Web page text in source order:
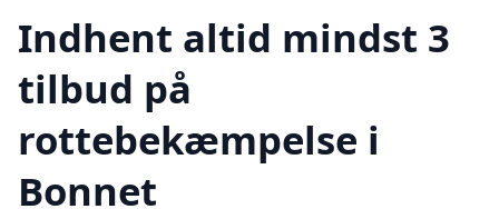
Indhent altid mindst 3
tilbud på
rottebekæmpelse i
Bonnet